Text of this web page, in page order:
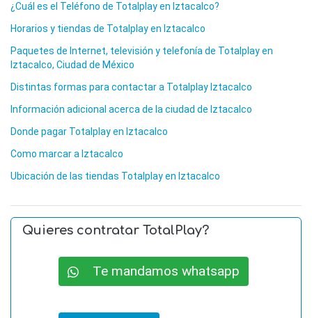
¿Cuál es el Teléfono de Totalplay en Iztacalco?
Horarios y tiendas de Totalplay en Iztacalco
Paquetes de Internet, televisión y telefonía de Totalplay en
Iztacalco, Ciudad de México
Distintas formas para contactar a Totalplay Iztacalco
Información adicional acerca de la ciudad de Iztacalco
Donde pagar Totalplay en Iztacalco
Como marcar a Iztacalco
Ubicación de las tiendas Totalplay en Iztacalco
Quieres contratar TotalPlay?
Te mandamos whatsapp